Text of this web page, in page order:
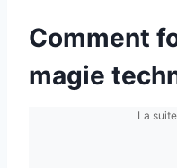
Comment
magie
La